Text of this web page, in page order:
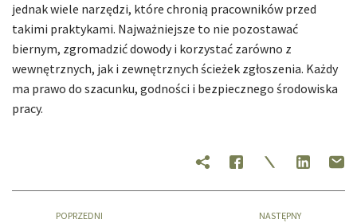
jednak wiele narzędzi, które chronią pracowników przed
takimi praktykami. Najważniejsze to nie pozostawać
biernym, zgromadzić dowody i korzystać zarówno z
wewnętrznych, jak i zewnętrznych ścieżek zgłoszenia. Każdy
ma prawo do szacunku, godności i bezpiecznego środowiska
pracy.
POPRZEDNI NASTĘPNY